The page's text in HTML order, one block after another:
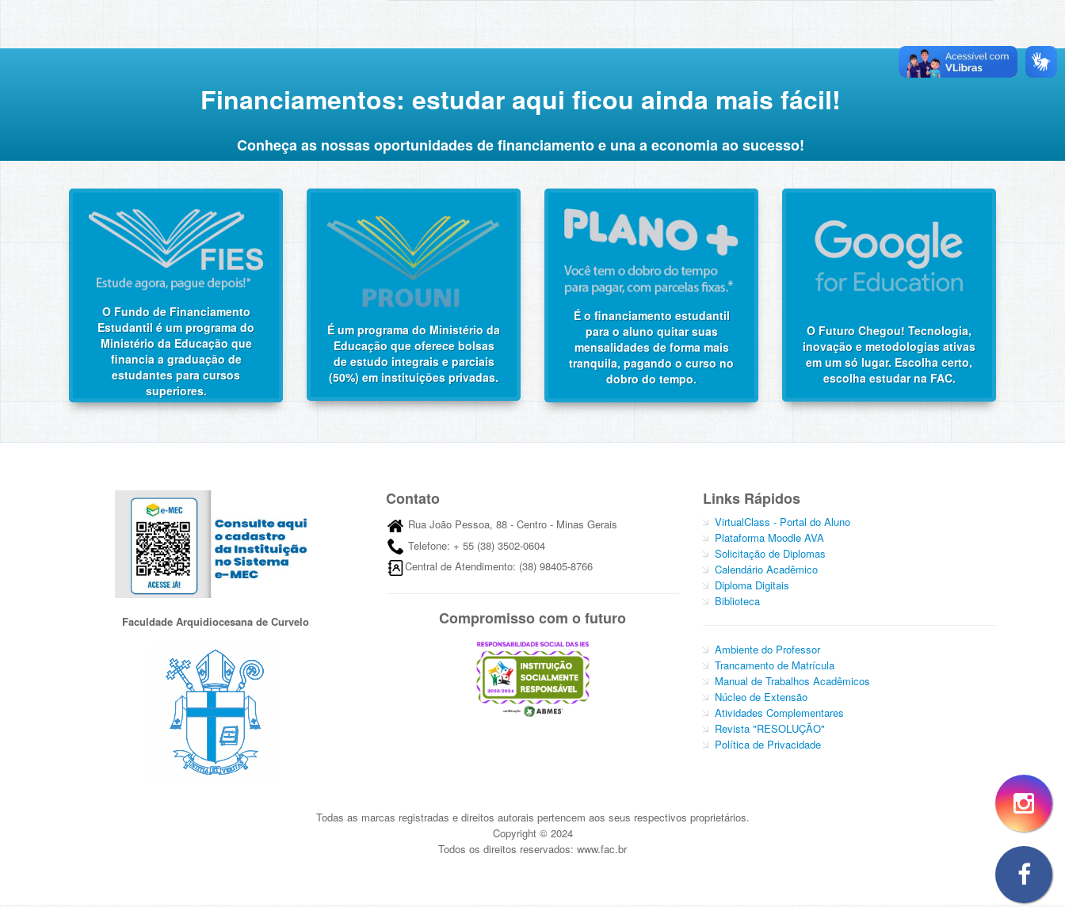
Financiamentos: estudar aqui ficou ainda mais fácil!
Conheça as nossas oportunidades de financiamento e una a economia ao sucesso!
O Fundo de Financiamento
Estudantil é um programa do
Ministério da Educação que
financia a graduação de
estudantes para cursos
superiores.
É um programa do Ministério da
Educação que oferece bolsas
de estudo integrais e parciais
(50%) em instituições privadas.
É o financiamento estudantil
para o aluno quitar suas
mensalidades de forma mais
tranquila, pagando o curso no
dobro do tempo.
O Futuro Chegou! Tecnologia,
inovação e metodologias ativas
em um só lugar. Escolha certo,
escolha estudar na FAC.
Faculdade Arquidiocesana de Curvelo
Contato
Rua João Pessoa, 88 - Centro - Minas Gerais
Telefone: + 55 (38) 3502-0604
Central de Atendimento: (38) 98405-8766
Compromisso com o futuro
Links Rápidos
VirtualClass - Portal do Aluno
Plataforma Moodle AVA
Solicitação de Diplomas
Calendário Acadêmico
Diploma Digitais
Biblioteca
Ambiente do Professor
Trancamento de Matrícula
Manual de Trabalhos Acadêmicos
Núcleo de Extensão
Atividades Complementares
Revista "RESOLUÇÃO"
Política de Privacidade
Todas as marcas registradas e direitos autorais pertencem aos seus respectivos proprietários.
Copyright © 2024
Todos os direitos reservados: www.fac.br